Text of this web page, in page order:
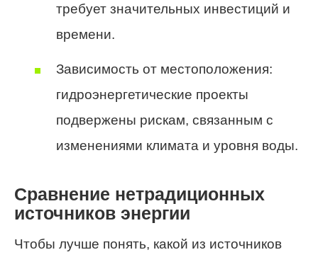
требует значительных инвестиций и
времени.
Зависимость от местоположения:
гидроэнергетические проекты
подвержены рискам, связанным с
изменениями климата и уровня воды.
Сравнение нетрадиционных
источников энергии
Чтобы лучше понять, какой из источников